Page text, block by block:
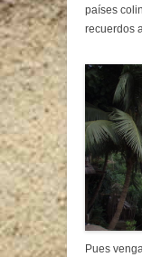
países
recuerdos
Pues